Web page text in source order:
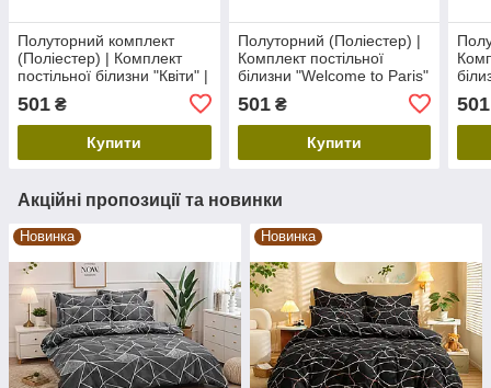
Полуторний комплект
(Поліестер) | Комплект
постільної білизни "Квіти" |
Простирадло 160х210 см
501 ₴
Купити
Полуторний (Поліестер) |
Комплект постільної
білизни "Welcome to Paris"
| Простирадло 150х220 см
501₴
Купити
501
Акційні пропозиції та новинки
Новинка Новинка